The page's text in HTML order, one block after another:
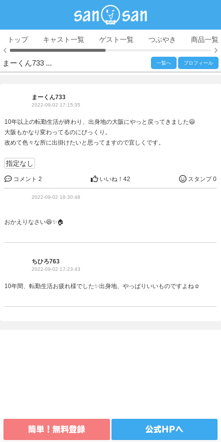
トップ キャスト一覧 ゲスト一覧 つぶやき 商品一覧
まーくん733 ... 一覧へ プロフィール
まーくん733
2022-09-02 17:15:35
10年以上の転勤生活が終わり、出身地の大阪にやっと戻ってきました😃
大阪もかなり変わってるのにびっくり。
改めて色々な所に出掛けたいと思ってますので宜しくです。
指定なし
コメント 2 いいね！ 42 スタンプ 0
2022-09-02 18:30:48
おかえりなさい😆✨🏠️
ちひろ763
2022-09-02 17:23:43
10年間、転勤生活お疲れ様でした✨️出身地、やっぱりいいものですよね☺️
(c) sanmarusan All Rights Reserved.